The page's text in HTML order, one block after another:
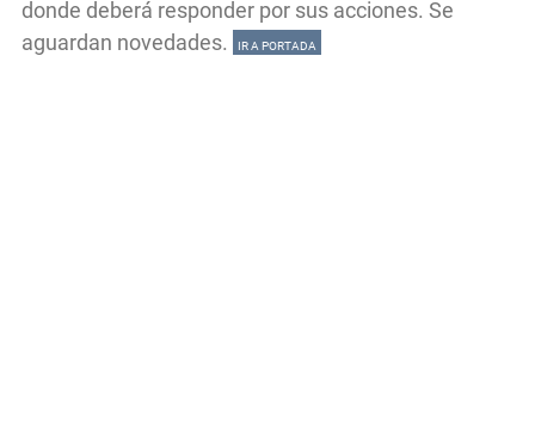
donde deberá responder por sus acciones. Se
aguardan novedades.
IR A PORTADA